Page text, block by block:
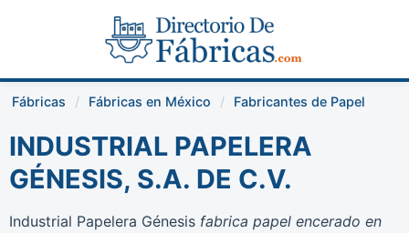
Fábricas Fábricas en México Fabricantes de Papel
INDUSTRIAL PAPELERA
GÉNESIS, S.A. DE C.V.
Industrial Papelera Génesis fabrica papel encerado en